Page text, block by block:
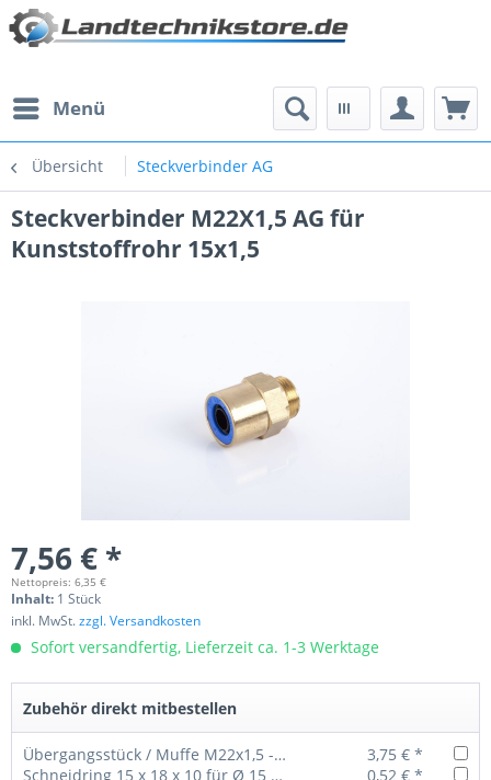
Menü
Übersicht Steckverbinder AG
Steckverbinder M22X1,5 AG für
Kunststoffrohr 15x1,5
7,56 € *
Nettopreis: 6,35 €
Inhalt: 1 Stück
inkl. MwSt.zzgl. Versandkosten
Sofort versandfertig, Lieferzeit ca. 1-3 Werktage
Zubehör direkt mitbestellen
Übergangsstück / Muffe M22x1,5 - M22x1,5 L:38mm
3,75 € *
Schneidring 15 x 18 x 10 für Ø 15 mm Rohr
0,52 € *